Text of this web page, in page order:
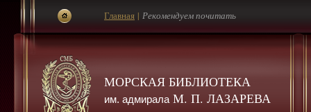
МОРСКАЯ БИБЛИОТЕКА
им. адмиралаМ. П. ЛАЗАРЕВА
Главная | Рекомендуем почитать